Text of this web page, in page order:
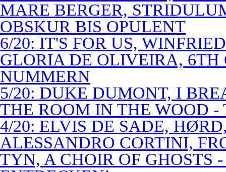
MARE BERGER,
OBSKUR BIS OPULENT
6/20: IT'S FOR US,
GLORIA DE OLIVEIRA, 6TH
NUMMERN
5/20: DUKE DUMONT, I
THE ROOM IN THE WOOD
4/20: ELVIS DE SADE,
ALESSANDRO CORTINI,
TYN, A CHOIR OF GHOSTS